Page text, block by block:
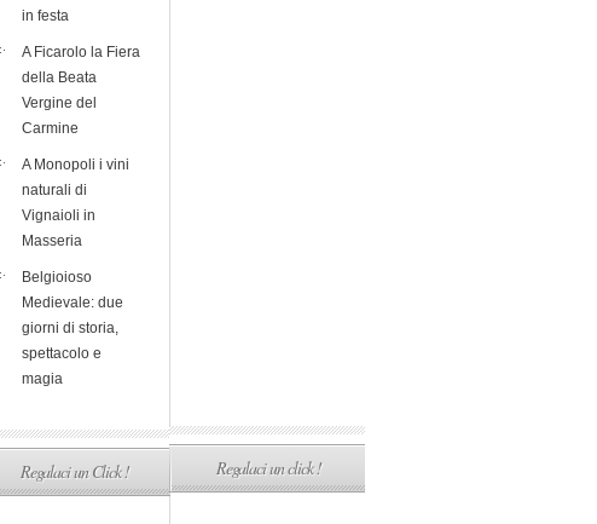
in festa
A Ficarolo la Fiera
della Beata
Vergine del
Carmine
A Monopoli i vini
naturali di
Vignaioli in
Masseria
Belgioioso
Medievale: due
giorni di storia,
spettacolo e
magia
Regalaci un Click ! Regalaci un click !